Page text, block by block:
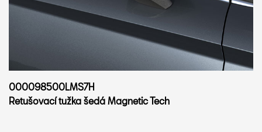
000098500LMS7H
Retušovací tužka šedá Magnetic Tech